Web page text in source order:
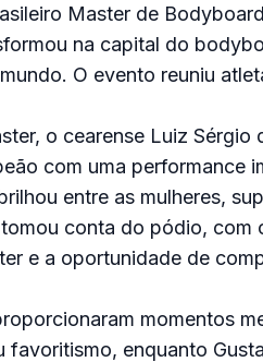
Master de
na capital do
O evento reuniu
o cearense Luiz Sérgio
com uma performance
entre as mulheres,
conta do pódio, com
e a oportunidade de
momentos
enquanto